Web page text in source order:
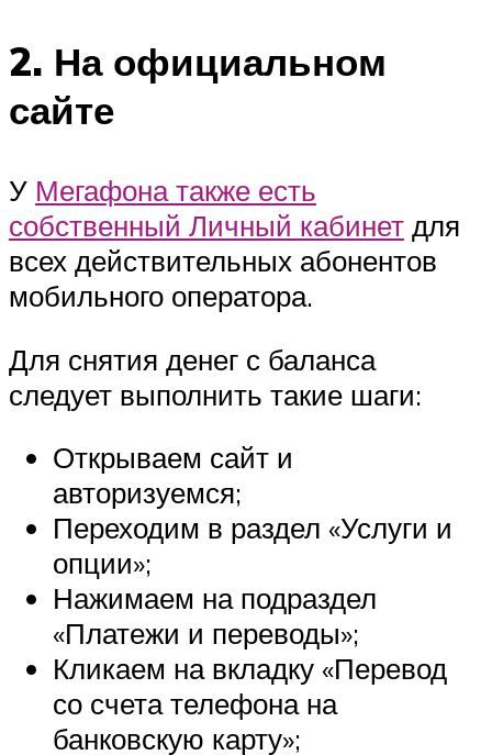
2. На официальном
сайте
У Мегафона также есть
собственный Личный кабинет для
всех действительных абонентов
мобильного оператора.
Для снятия денег с баланса
следует выполнить такие шаги:
Открываем сайт и
авторизуемся;
Переходим в раздел «Услуги и
опции»;
Нажимаем на подраздел
«Платежи и переводы»;
Кликаем на вкладку «Перевод
со счета телефона на
банковскую карту»;